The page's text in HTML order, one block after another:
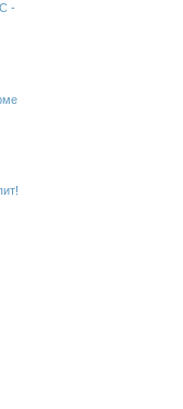
-